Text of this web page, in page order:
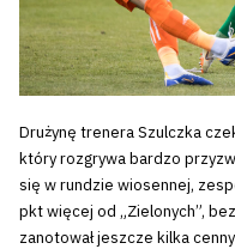
Drużynę trenera Szulczka
który rozgrywa bardzo
się w rundzie wiosennej,
pkt więcej od „Zielonych”,
zanotował jeszcze kilka